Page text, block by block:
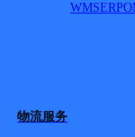
WMSERP
物流服务